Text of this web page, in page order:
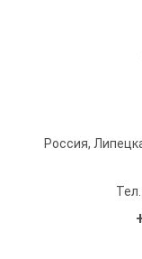
Россия,
Тел.